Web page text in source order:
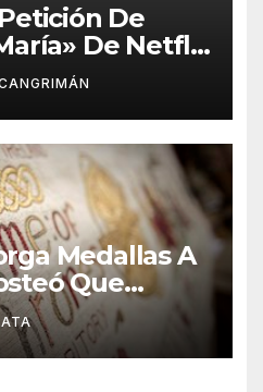
De
De Netflix
No
Que Ellos
Medallas A
Que
«Game Of